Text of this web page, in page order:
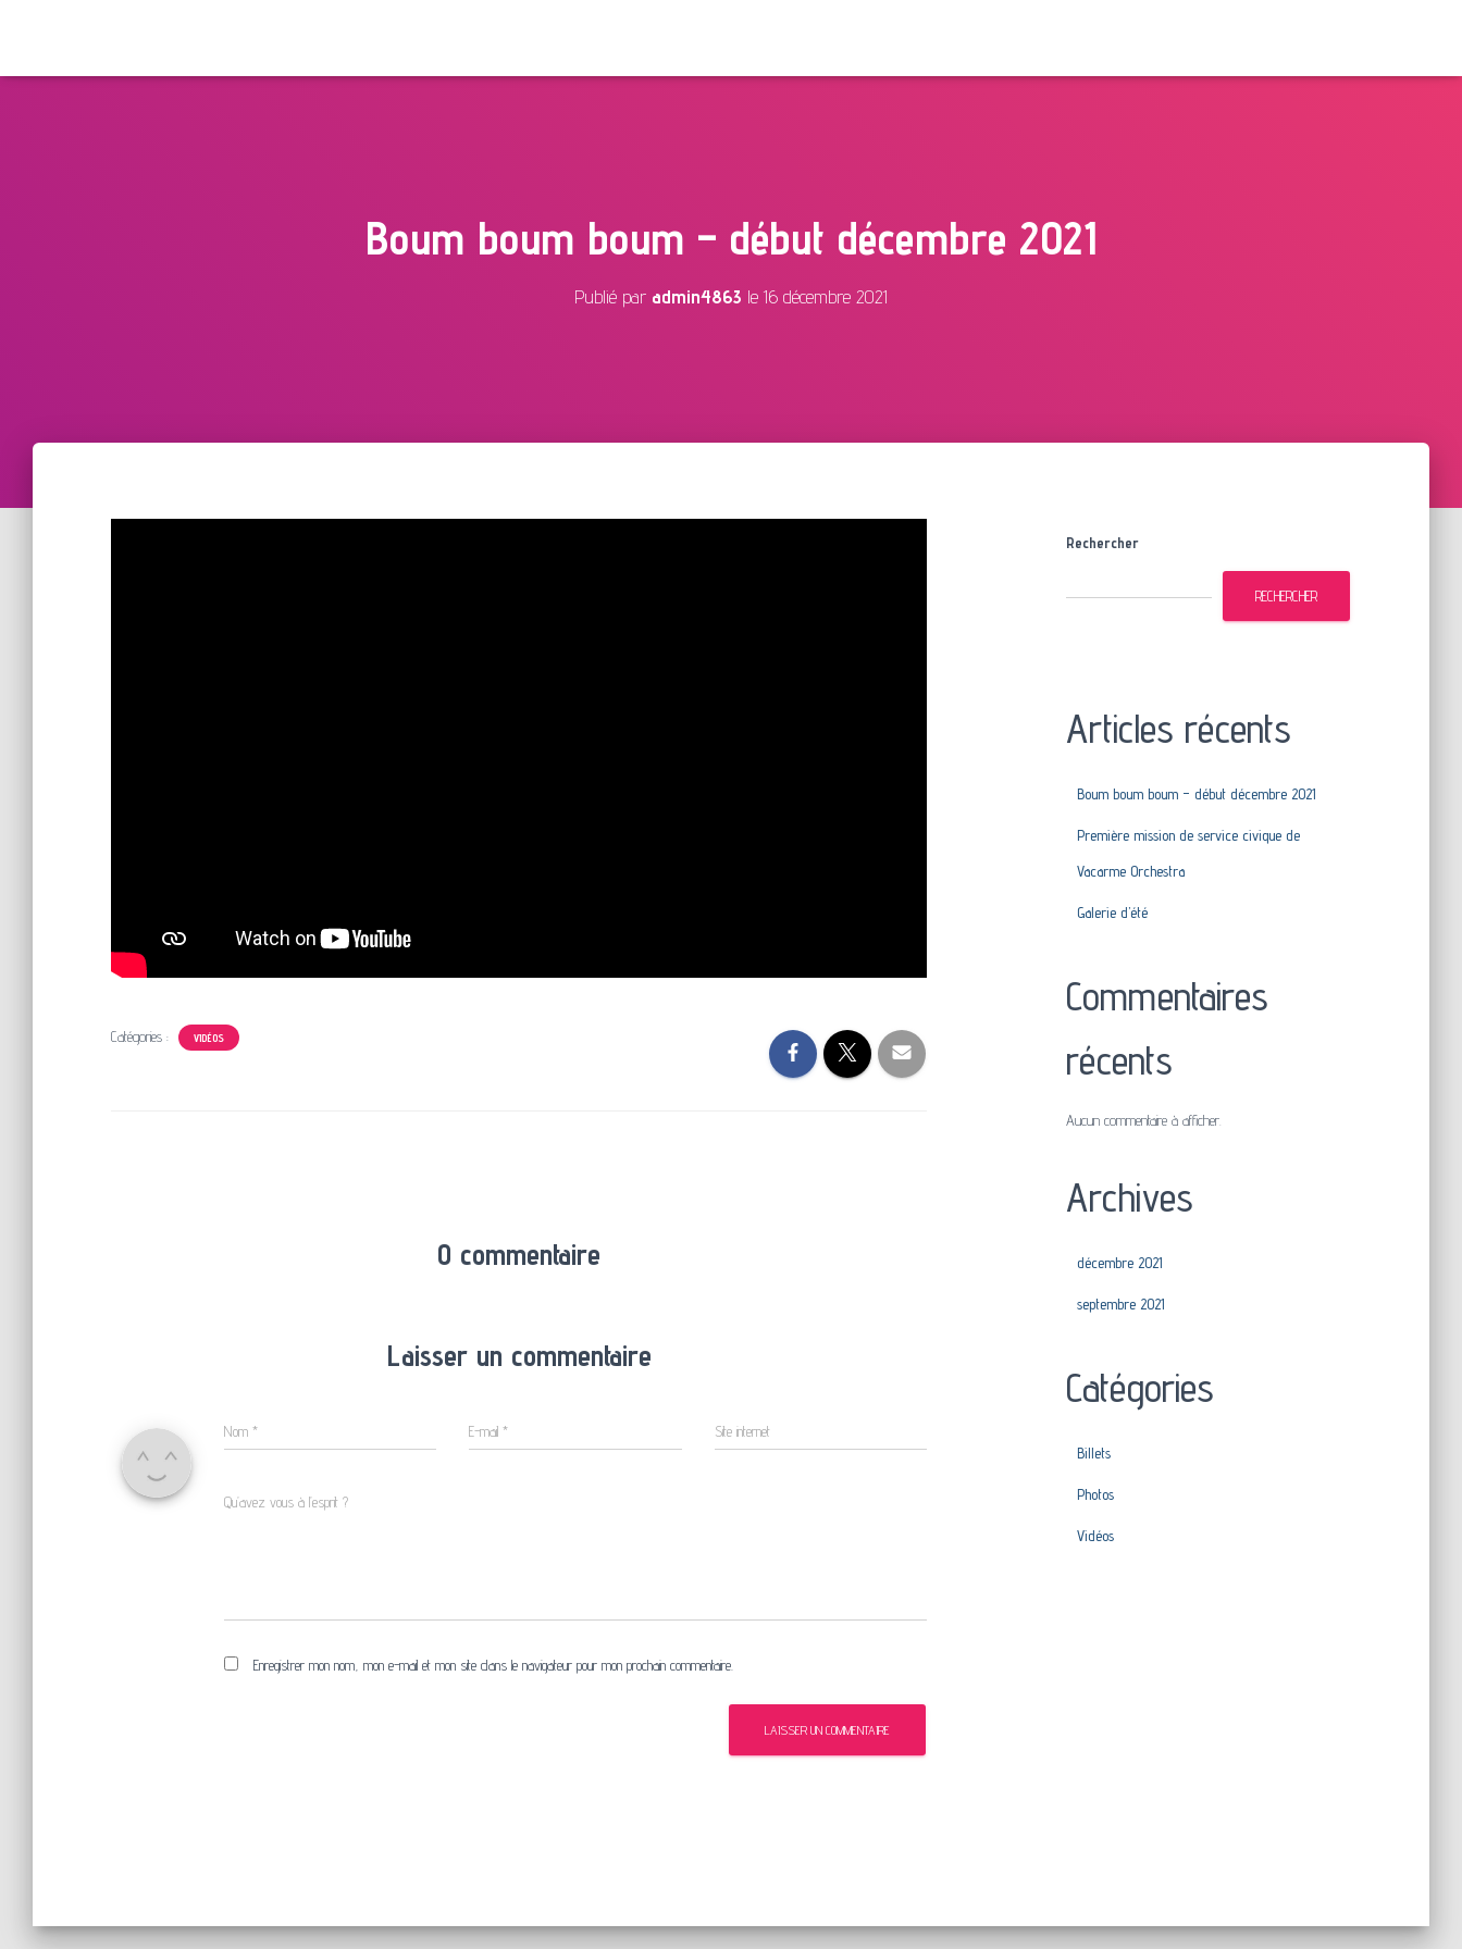
Boum boum boum – début décembre 2021
Publié par admin4863 le 16 décembre 2021
Catégories : VIDÉOS
0 commentaire
Laisser un commentaire
Nom * E-mail* Site internet
Qu’avez vous à l’esprit ?
Enregistrer mon nom, mon e-mail et mon site dans le navigateur pour mon prochain commentaire.
Rechercher
RECHERCHER
Articles récents
Boum boum boum – début décembre 2021
Première mission de service civique de
Vacarme Orchestra
Galerie d’été
Commentaires
récents
Aucun commentaire à afficher.
Archives
décembre 2021
septembre 2021
Catégories
Billets
Photos
Vidéos